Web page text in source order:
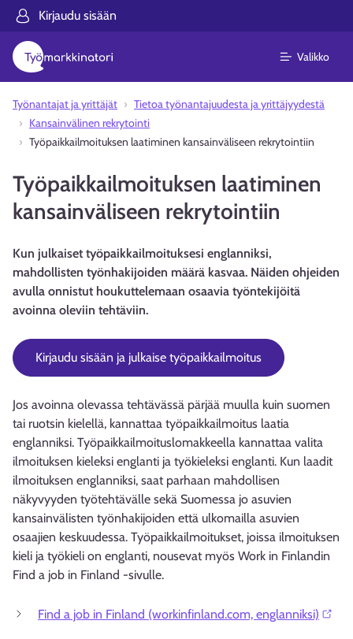
Kirjaudu sisään
Valikko
Työnantajat ja yrittäjät
Tietoa työnantajuudesta ja yrittäjyydestä
Kansainvälinen rekrytointi
Työpaikkailmoituksen laatiminen kansainväliseen rekrytointiin
Työpaikkailmoituksen laatiminen
kansainväliseen rekrytointiin
Kun julkaiset työpaikkailmoituksesi englanniksi,
mahdollisten työnhakijoiden määrä kasvaa. Näiden ohjeiden
avulla onnistut houkuttelemaan osaavia työntekijöitä
avoinna oleviin tehtäviin.
Kirjaudu sisään ja julkaise työpaikkailmoitus
Jos avoinna olevassa tehtävässä pärjää muulla kuin suomen
tai ruotsin kielellä, kannattaa työpaikkailmoitus laatia
englanniksi. Työpaikkailmoituslomakkeella kannattaa valita
ilmoituksen kieleksi englanti ja työkieleksi englanti. Kun laadit
ilmoituksen englanniksi, saat parhaan mahdollisen
näkyvyyden työtehtävälle sekä Suomessa jo asuvien
kansainvälisten työnhakijoiden että ulkomailla asuvien
osaajien keskuudessa. Työpaikkailmoitukset, joissa ilmoituksen
kieli ja työkieli on englanti, nousevat myös Work in Finlandin
Find a job in Finland -sivulle.
Find a job in Finland (workinfinland.com, englanniksi)⁠